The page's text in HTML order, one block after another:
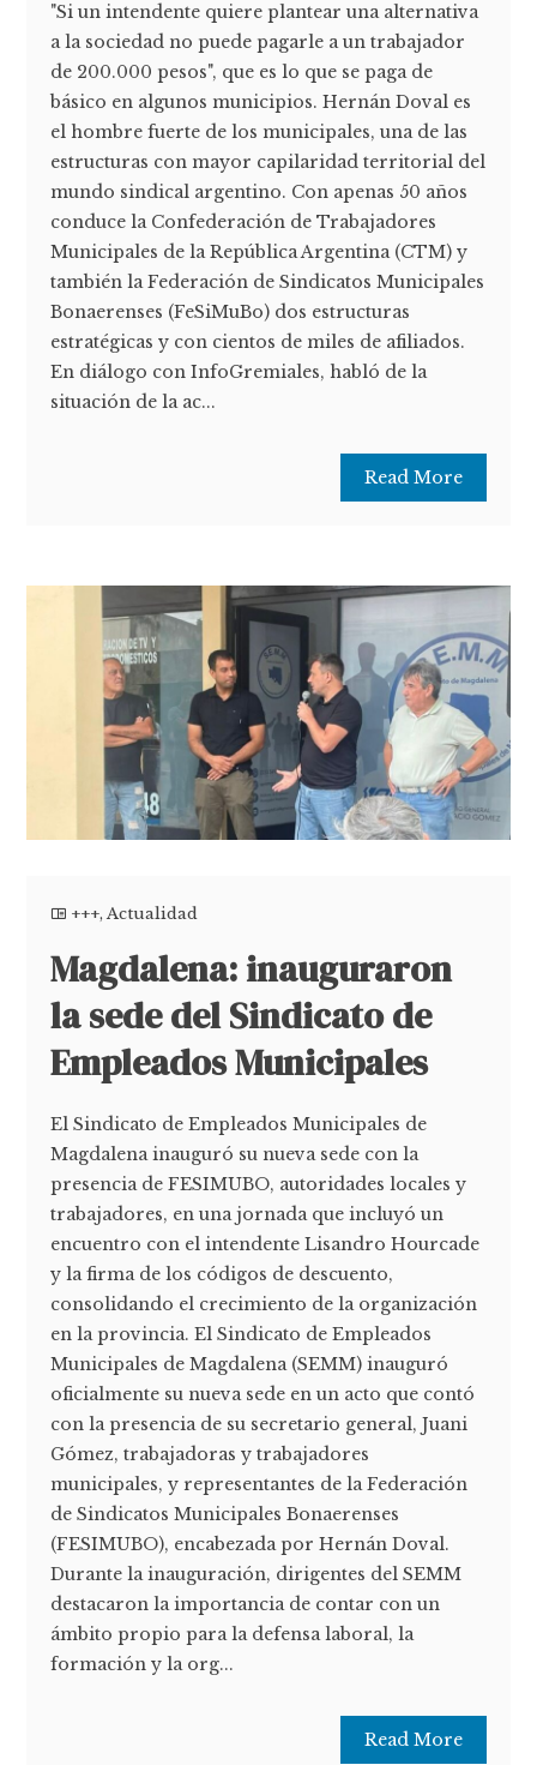
"Si un intendente quiere plantear una alternativa
a la sociedad no puede pagarle a un trabajador
de 200.000 pesos", que es lo que se paga de
básico en algunos municipios. Hernán Doval es
el hombre fuerte de los municipales, una de las
estructuras con mayor capilaridad territorial del
mundo sindical argentino. Con apenas 50 años
conduce la Confederación de Trabajadores
Municipales de la República Argentina (CTM) y
también la Federación de Sindicatos Municipales
Bonaerenses (FeSiMuBo) dos estructuras
estratégicas y con cientos de miles de afiliados.
En diálogo con InfoGremiales, habló de la
situación de la ac...
Read More
+++,Actualidad
Magdalena: inauguraron
la sede del Sindicato de
Empleados Municipales
El Sindicato de Empleados Municipales de
Magdalena inauguró su nueva sede con la
presencia de FESIMUBO, autoridades locales y
trabajadores, en una jornada que incluyó un
encuentro con el intendente Lisandro Hourcade
y la firma de los códigos de descuento,
consolidando el crecimiento de la organización
en la provincia. El Sindicato de Empleados
Municipales de Magdalena (SEMM) inauguró
oficialmente su nueva sede en un acto que contó
con la presencia de su secretario general, Juani
Gómez, trabajadoras y trabajadores
municipales, y representantes de la Federación
de Sindicatos Municipales Bonaerenses
(FESIMUBO), encabezada por Hernán Doval.
Durante la inauguración, dirigentes del SEMM
destacaron la importancia de contar con un
ámbito propio para la defensa laboral, la
formación y la org...
Read More